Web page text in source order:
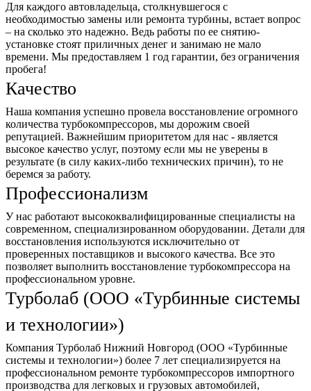
Для каждого автовладельца, столкнувшегося с
необходимостью замены или ремонта турбины, встает вопрос
– на сколько это надежно. Ведь работы по ее снятию-
установке стоят приличных денег и занимаю не мало
времени. Мы предоставляем 1 год гарантии, без ограничения
пробега!
Качество
Наша компания успешно провела восстановление огромного
количества турбокомпрессоров, мы дорожим своей
репутацией. Важнейшим приоритетом для нас - является
высокое качество услуг, поэтому если мы не уверены в
результате (в силу каких-либо технических причин), то не
беремся за работу.
Профессионализм
У нас работают высококвали­фицированные специалисты на
современном, специализированном оборудовании. Детали для
восстановления используются исключительно от
проверенных поставщиков и высокого качества. Все это
позволяет выполнить восстановление турбокомпрессора на
профессиональном уровне.
Турболаб (ООО «Турбинные системы
и технологии»)
Компания Турболаб Нижний Новгород (ООО «Турбинные
системы и технологии») более 7 лет специализируется на
профессиональном ремонте турбокомпрессоров импортного
производства для легковых и грузовых автомобилей,